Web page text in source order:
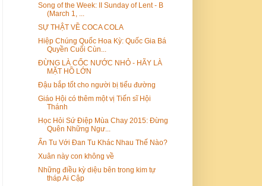
Song of the Week: II Sunday of Lent - B
(March 1, ...
SỰ THẬT VỀ COCA COLA
Hiệp Chúng Quốc Hoa Kỳ: Quốc Gia Bá
Quyền Cuối Cùn...
ĐỪNG LÀ CỐC NƯỚC NHỎ - HÃY LÀ
MẶT HỒ LỚN
Đậu bắp tốt cho người bị tiểu đường
Giáo Hội có thêm một vị Tiến sĩ Hội
Thánh
Học Hỏi Sứ Điệp Mùa Chay 2015: Đừng
Quên Những Ngư...
Ẩn Tu Với Đan Tu Khác Nhau Thế Nào?
Xuân này con không về
Những điều kỳ diệu bên trong kim tự
tháp Ai Cập